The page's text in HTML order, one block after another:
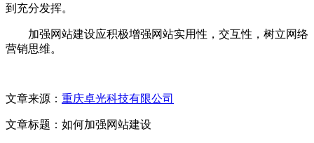
到充分发挥。
加强网站建设应积极增强网站实用性，交互性，树立网络
营销思维。
文章来源： 重庆卓光科技有限公司
文章标题：如何加强网站建设